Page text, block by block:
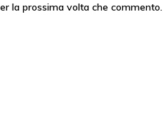
la prossima volta che commento.